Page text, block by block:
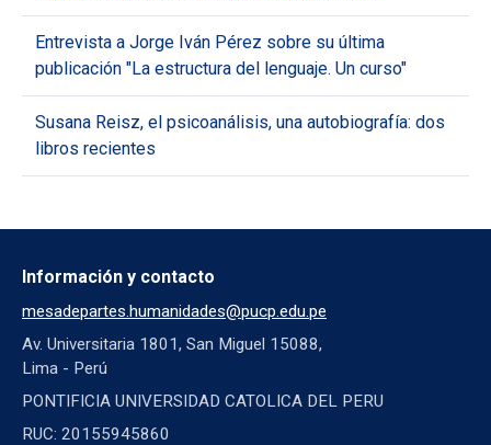
Entrevista a Jorge Iván Pérez sobre su última
publicación "La estructura del lenguaje. Un curso"
Susana Reisz, el psicoanálisis, una autobiografía: dos
libros recientes
Información y contacto
mesadepartes.humanidades@pucp.edu.pe
Av. Universitaria 1801, San Miguel 15088,
Lima - Perú
PONTIFICIA UNIVERSIDAD CATOLICA DEL PERU
RUC: 20155945860